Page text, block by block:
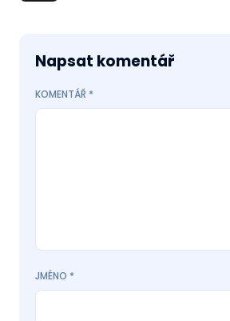
Napsat komentář
KOMENTÁŘ *
JMÉNO *